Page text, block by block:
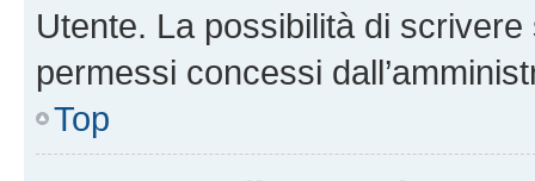
Utente. La possibilità di
permessi concessi
Top